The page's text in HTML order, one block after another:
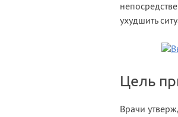
ухудшить
Цель
Врачи